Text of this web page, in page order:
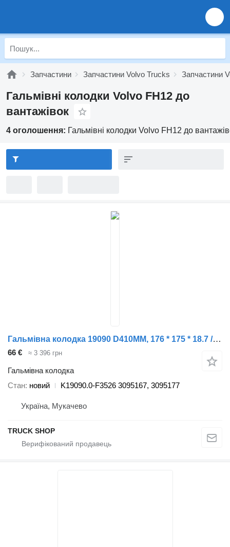
Запчастини Запчастини Volvo Trucks Запчастини
Гальмівні колодки Volvo FH12 до
вантажівок
4 оголошення: Гальмівні колодки Volvo FH12 до
Гальмівна колодка 19090 D410ММ, 176 * 175 * 18.7 / 13.7ММ FERODO K19090.0-F3526 до вантажівки Volvo FL7/10,F12/6(86-) F10(85-) FH12/6(93-)
66 € ≈ 3 396 грн
Гальмівна колодка
Стан новий K19090.0-F3526 3095167, 3095177
Україна, Мукачево
TRUCK SHOP